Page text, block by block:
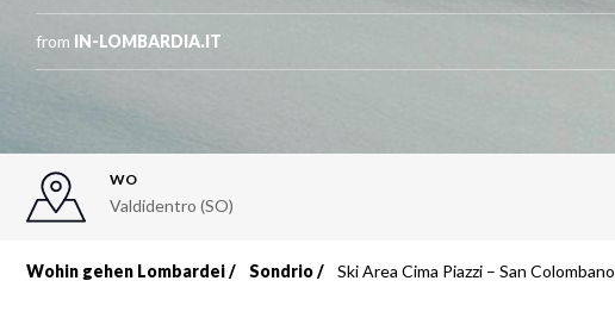
from IN-LOMBARDIA.IT
WO
Valdidentro (SO)
Wohin gehen Lombardei Sondrio Ski Area Cima Piazzi – San Colombano